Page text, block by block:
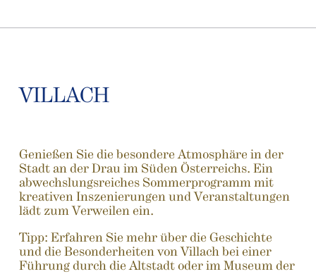
VILLACH
Genießen Sie die besondere Atmosphäre in der
Stadt an der Drau im Süden Österreichs. Ein
abwechslungsreiches Sommerprogramm mit
kreativen Inszenierungen und Veranstaltungen
lädt zum Verweilen ein.
Tipp: Erfahren Sie mehr über die Geschichte
und die Besonderheiten von Villach bei einer
Führung durch die Altstadt oder im Museum der